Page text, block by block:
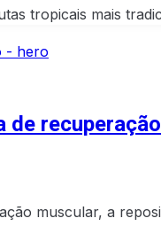
tropicais mais
de recuperação
muscular, a